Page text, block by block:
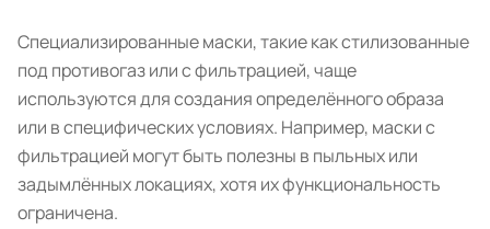
Специализированные маски, такие как стилизованные
под противогаз или с фильтрацией, чаще
используются для создания определённого образа
или в специфических условиях. Например, маски с
фильтрацией могут быть полезны в пыльных или
задымлённых локациях, хотя их функциональность
ограничена.